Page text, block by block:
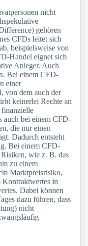
nicht
gehören
CFDs leitet sich
beispielsweise von
Handel eignet sich
Anleger. Auch
Bei einem CFD-
einer
von dem auch der
keinerlei Rechte an
finanzielle
auch bei einem CFD-
die nur einen
Dadurch entsteht
Bei einem CFD-
Risiken, wie z. B. das
zu einem
Marktpreisrisiko,
Kontraktwertes in
Dabei können
dazu führen, dass
nicht